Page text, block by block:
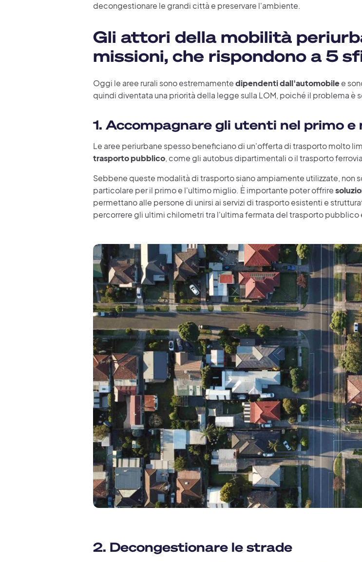
decongestionare le grandi città e preservare l'ambiente.
Gli attori della mobilità
missioni, che rispondono a 5
Oggi le aree rurali sono estremamentedipendenti dall'automobilee
quindi diventata una priorità della legge sulla LOM, poiché il problema è
1. Accompagnare gli utenti nel primo
Le aree periurbane spesso beneficiano di un'offerta di trasporto molto
trasporto pubblico, come gli autobus dipartimentali o il trasporto
Sebbene queste modalità di trasporto siano ampiamente utilizzate, non
particolare per il primo e l'ultimo miglio. È importante poter offrire
permettano alle persone di unirsi ai servizi di trasporto esistenti e
percorrere gli ultimi chilometri tra l'ultima fermata del trasporto pubblico
2. Decongestionare le strade